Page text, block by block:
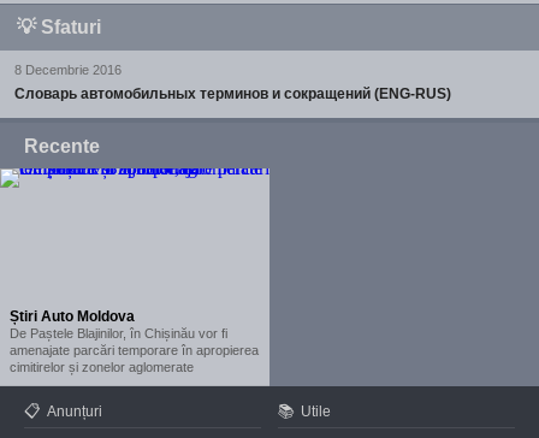
💡 Sfaturi
8 Decembrie 2016
Словарь автомобильных терминов и сокращений (ENG-RUS)
Recente
Știri Auto Moldova
De Paștele Blajinilor, în Chișinău vor fi
amenajate parcări temporare în apropierea
cimitirelor și zonelor aglomerate
📋 Anunțuri 📚 Utile